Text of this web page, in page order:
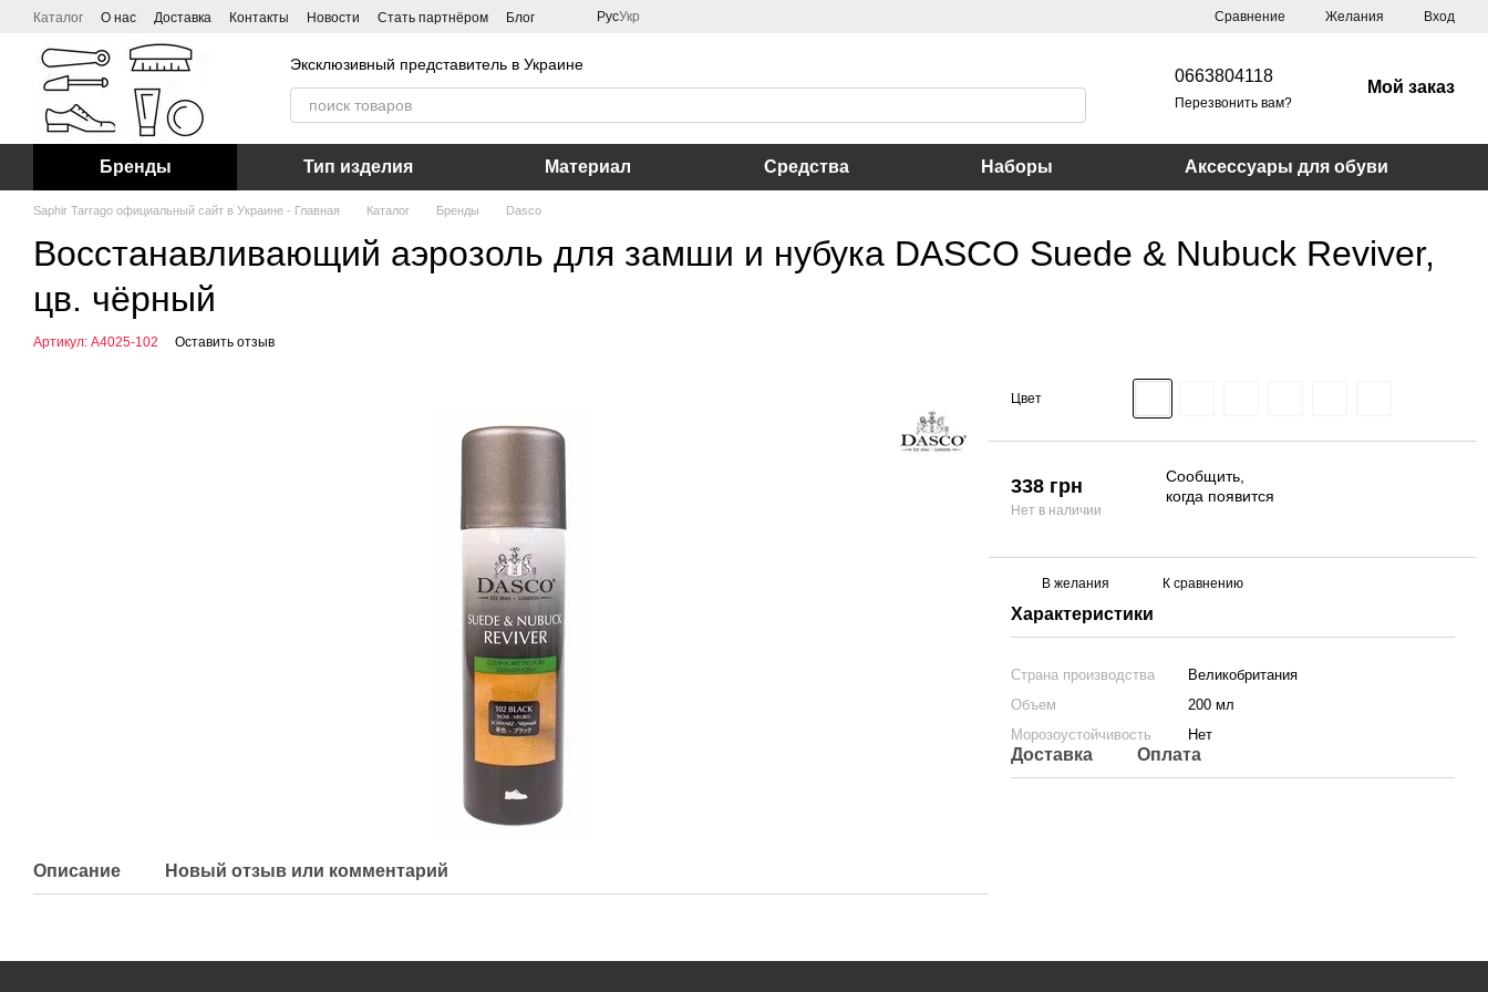
Перейти к основному контенту
Каталог О нас Доставка Контакты Новости Стать партнёром Блог РусУкр Сравнение Желания Вход
Эксклюзивный представитель в Украине
0663804118
Перезвонить вам?
Мой заказ
Бренды Тип изделия Материал Средства Наборы Аксессуары для обуви
Saphir Tarrago официальный сайт в Украине - Главная Каталог Бренды Dasco
Восстанавливающий аэрозоль для замши и нубука DASCO Suede & Nubuck Reviver,
цв. чёрный
Артикул: А4025-102 Оставить отзыв
Описание Новый отзыв или комментарий
Цвет
338 грн
Нет в наличии
Сообщить,
когда появится
В желания К сравнению
Характеристики
Страна производства
Великобритания
Объем
200 мл
Морозоустойчивость
Нет
Доставка Оплата